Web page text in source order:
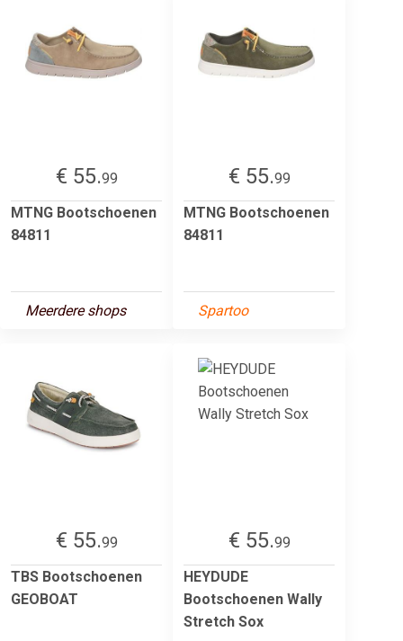
€ 55.99
MTNG Bootschoenen
84811
Meerdere shops
€ 55.99
MTNG Bootschoenen
84811
Spartoo
€ 55.99
TBS Bootschoenen
GEOBOAT
€ 55.99
HEYDUDE
Bootschoenen Wally
Stretch Sox